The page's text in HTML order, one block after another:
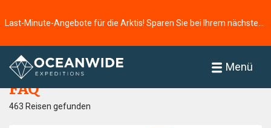
Menü
Startseite
FAQ
463 Reisen gefunden